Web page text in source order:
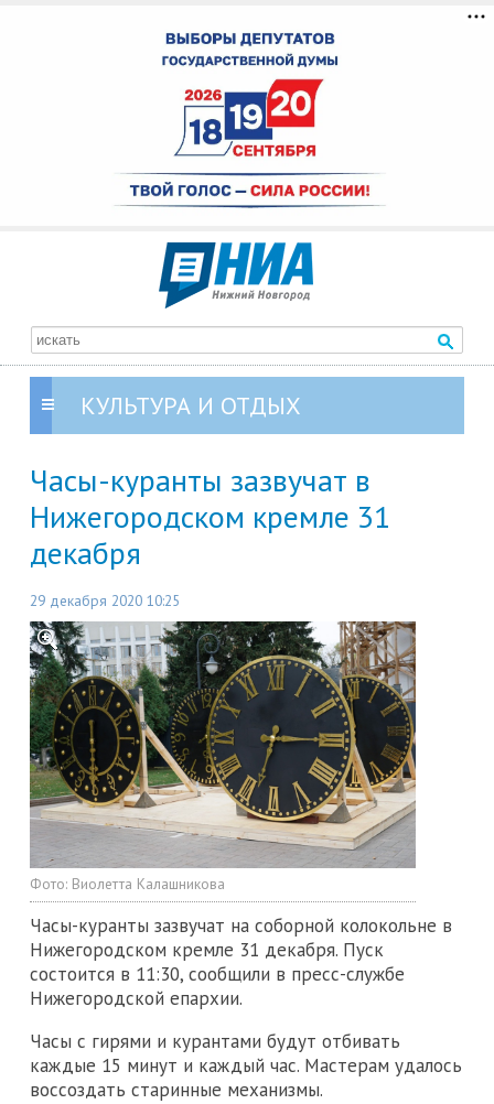
КУЛЬТУРА И ОТДЫХ
Часы-куранты зазвучат в
Нижегородском кремле 31
декабря
29 декабря 2020 10:25
Фото: Виолетта Калашникова
Часы-куранты зазвучат на соборной колокольне в
Нижегородском кремле 31 декабря. Пуск
состоится в 11:30, сообщили в пресс-службе
Нижегородской епархии.
Часы с гирями и курантами будут отбивать
каждые 15 минут и каждый час. Мастерам удалось
воссоздать старинные механизмы.